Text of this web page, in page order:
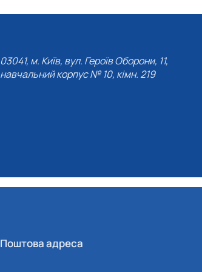
03041, м. Київ, вул. Героїв Оборони, 11,
навчальний корпус № 10, кімн. 219
Поштова адреса